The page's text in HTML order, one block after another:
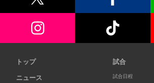
トップ
ニュース
試合
試合日程